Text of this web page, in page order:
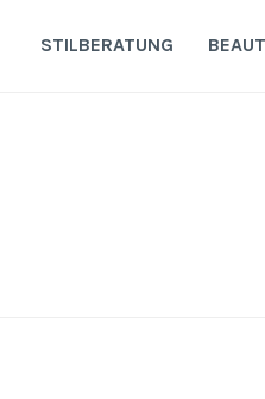
InhaltSTILBERATUNG